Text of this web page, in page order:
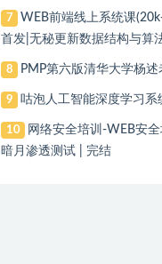
7
WEB前端线上系统课
首发|无秘更新数据结构与算
8 PMP第六版清华大学杨
9 咕泡人工智能深度学习系
10
网络安全培训-WEB安
暗月渗透测试 | 完结